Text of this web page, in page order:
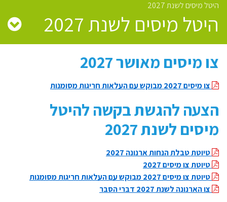
היטל מיסים לשנת 2027
היטל מיסים לשנת 2027
צו מיסים מאושר 2027
צו מיסים 2027 מבוקש עם העלאות חריגות מסומנות
הצעה להגשת בקשה להיטל
מיסים לשנת 2027
טיוטת טבלת הנחות ארנונה 2027
טיוטת צו מיסים 2027
טיוטת צו מיסים 2027 מבוקש עם העלאות חריגות מסומנות
צו הארנונה לשנת 2027 דברי הסבר